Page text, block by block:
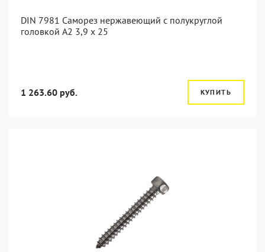
DIN 7981 Саморез нержавеющий с полукруглой
головкой А2 3,9 x 25
1 263.60 руб. КУПИТЬ